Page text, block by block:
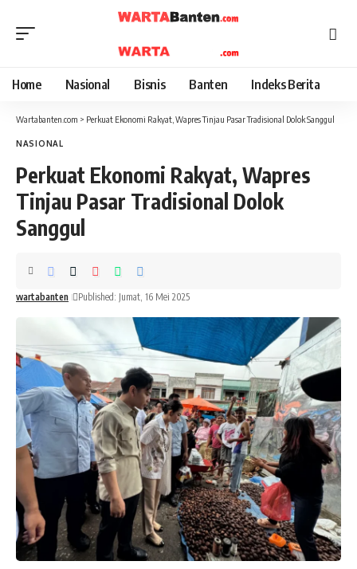
Home Nasional Bisnis Banten Indeks Berita
Wartabanten.com > Perkuat Ekonomi Rakyat, Wapres Tinjau Pasar Tradisional Dolok Sanggul
NASIONAL
Perkuat Ekonomi Rakyat, Wapres
Tinjau Pasar Tradisional Dolok
Sanggul
wartabanten Published: Jumat, 16 Mei 2025